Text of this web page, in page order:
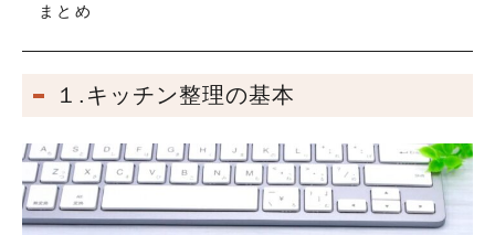
まとめ
１.キッチン整理の基本